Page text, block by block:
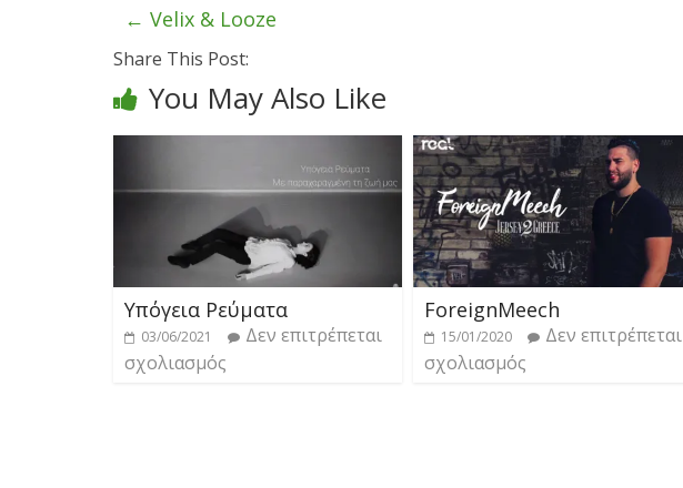
← Velix & Looze
Share This Post:
You May Also Like
Υπόγεια Ρεύματα
03/06/2021
Δεν επιτρέπεται
σχολιασμός
ForeignMeech
15/01/2020
Δεν επιτρέπεται
σχολιασμός